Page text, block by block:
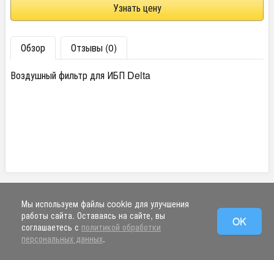
Узнать цену
Обзор
Отзывы (0)
Воздушный фильтр для ИБП Delta
Мы используем файлы cookie для улучшения
работы сайта. Оставаясь на сайте, вы
соглашаетесь с политикой обработки
персональных данных.
OK